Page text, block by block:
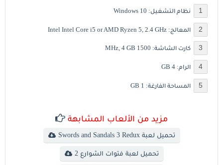
نظام التشغيل: Windows 10
المعالج: Intel Intel Core i5 or AMD Ryzen 5, 2.4 GHz
كارت الشاشة: 1500 MHz, 4 GB
الرام: 4 GB
المساحة الفارغة: 1 GB
مزيد من الألعاب المشابهة
تحميل لعبة Swords and Sandals 3 Redux
تحميل لعبة فتوات الشوارع 2